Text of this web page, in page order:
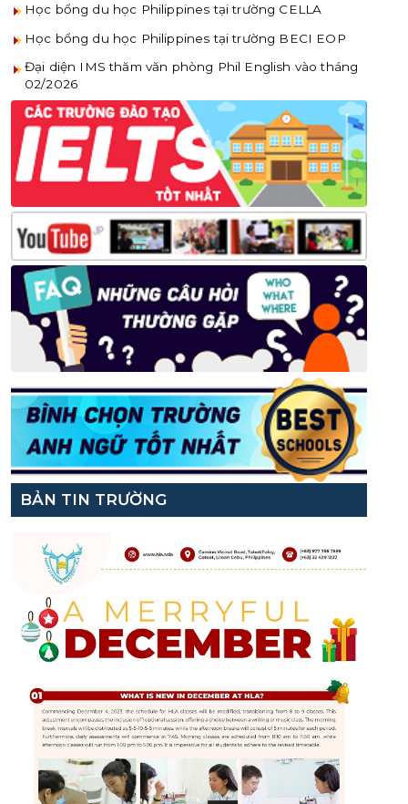
Học bổng du học Philippines tại trường CELLA
Học bổng du học Philippines tại trường BECI EOP
Đại diện IMS thăm văn phòng Phil English vào tháng
02/2026
BẢN TIN TRƯỜNG